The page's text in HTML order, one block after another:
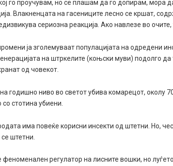
го проучувам, но се плашам да го допирам,
Влакненцата на гасениците лесно се кршат,
сериозна реакција. Ако навлезе во
ја зголемуваат популацијата на одредени
на штркелите (коњски муви) подолго
од човекот.
на годишно ниво во светот убива комарецот, околу
стотина убиени.
има повеќе корисни инсекти од штетни. Но,
штетни.
феноменален регулатор на лисните вошки, но